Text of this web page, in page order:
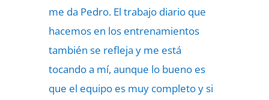
me da Pedro. El trabajo diario que
hacemos en los entrenamientos
también se refleja y me está
tocando a mí, aunque lo bueno es
que el equipo es muy completo y si